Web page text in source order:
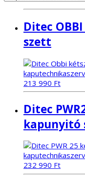
Ditec
szett
213 990 Ft
Ditec
kapunyitó
232 990 Ft